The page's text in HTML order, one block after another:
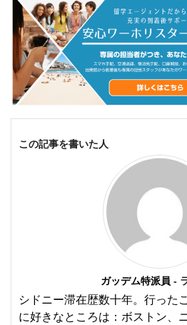
この記事を書いた人
ガッデム特派員 -
シドニー滞在歴数十年。行った
に好きなところは：ボストン、